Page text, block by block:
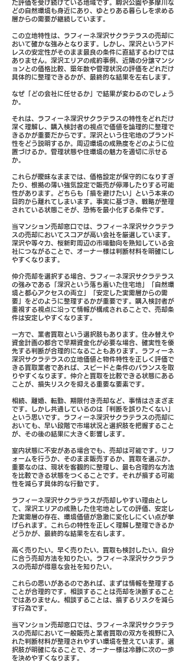
た評価を受け続けている地域です。駒沢公園や多摩川な
どの自然環境も身近にあり、ゆとりある暮らしを求める
層からの需要が継続しています。
この立地特性は、ラフィーネ深沢サクラテラスの売却に
おいて確かな強みとなります。しかし、深沢というアド
レスの安定性がそのまま最良の条件に直結するわけでは
ありません。深沢エリアの成約事例、近隣の分譲マンシ
ョンとの価格比較、築年数や管理状況の評価をどれだけ
具体的に整理できるかが、最終的な結果を左右します。
なぜ「どの会社に任せるか」で結果が変わるのでしょう
か。
それは、ラフィーネ深沢サクラテラスの特性をどれだけ
深く理解し、購入検討者の視点で価値を論理的に整理で
きるかが重要だからです。深沢という住宅地のブランド
性をどう説明するか。周辺環境の成熟度をどのように位
置づけるか。管理状態や住環境の魅力を適切に示せる
か。
これらが曖昧なままでは、価格設定が保守的になりすぎ
たり、根拠の薄い強気設定で販売が停滞したりする可能
性があります。どちらも「損を避けたい」という本来の
目的から離れてしまいます。事実に基づき、戦略が整理
されている状態こそが、恐怖を最小化する条件です。
当マンション売却窓口では、ラフィーネ深沢サクラテラ
スの売却においてスコアが高い会社を厳選しています。
深沢や等々力、桜新町周辺の市場動向を熟知している会
社につながることで、オーナー様は判断材料を明確にし
やすくなります。
仲介売却を選択する場合、ラフィーネ深沢サクラテラス
の強みである「深沢という落ち着いた住宅地」「自然環
境と都心アクセスの両立」「安定した実需層からの需
要」をどのように整理するかが重要です。購入検討者が
重視する視点に沿って情報が構成されることで、売却条
件は安定しやすくなります。
一方で、業者買取という選択肢もあります。住み替えや
資金計画の都合で早期資金化が必要な場合、確実性を優
先する判断が合理的になることもあります。ラフィーネ
深沢サクラテラスの立地価値と物件特性を正しく評価で
きる買取業者であれば、スピードと条件のバランスを取
りやすくなります。仲介と買取を比較できる状態にある
ことが、損失リスクを抑える重要な要素です。
相続、離婚、転勤、期限付き売却など、事情はさまざま
です。しかし共通しているのは「判断を誤りたくない」
という思いです。ラフィーネ深沢サクラテラスの売却に
おいても、早い段階で市場状況と選択肢を把握すること
が、その後の結果に大きく影響します。
室内状態に不安がある場合でも、売却は可能です。リフ
ォームを行うか、そのまま販売するか、買取を選ぶか。
重要なのは、現状を客観的に整理し、最も合理的な方法
を比較できる状態をつくることです。それが損する可能
性を減らす具体的な行動です。
ラフィーネ深沢サクラテラスが売却しやすい理由とし
て、深沢エリアの成熟した住宅地としての評価、安定し
た実需層の存在、環境価値が急激に変化しにくい点が挙
げられます。これらの特性を正しく理解し整理できるか
どうかが、最終的な結果を左右します。
高く売りたい。早く売りたい。買取も検討したい。自分
に合う売却方法を知りたい。ラフィーネ深沢サクラテラ
スの売却が得意な会社を知りたい。
これらの思いがあるのであれば、まずは情報を整理する
ことが合理的です。相談することは売却を決断すること
ではありません。相談することは、損するリスクを減ら
す行為です。
当マンション売却窓口では、ラフィーネ深沢サクラテラ
スの売却において一般販売と業者買取の双方を視野に入
れた判断材料が整理されやすい環境を整えています。選
択肢が明確になることで、オーナー様は冷静に次の一歩
を決めやすくなります。